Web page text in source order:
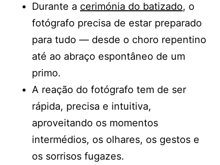
Durante a cerimónia do batizado, o
fotógrafo precisa de estar preparado
para tudo — desde o choro repentino
até ao abraço espontâneo de um
primo.
A reação do fotógrafo tem de ser
rápida, precisa e intuitiva,
aproveitando os momentos
intermédios, os olhares, os gestos e
os sorrisos fugazes.